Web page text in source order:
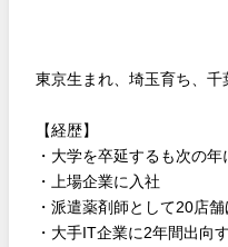
東京生まれ、埼玉育ち、千
【経歴】
・大学を卒延するも次の
・上場企業に入社
・派遣薬剤師として20店
・大手IT企業に2年間出向